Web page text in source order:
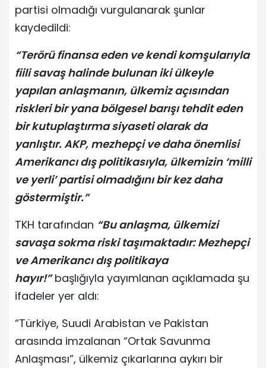
partisi olmadığı vurgulanarak şunlar
kaydedildi:
“Terörü finansa eden ve kendi komşularıyla
fiili savaş halinde bulunan iki ülkeyle
yapılan anlaşmanın, ülkemiz açısından
riskleri bir yana bölgesel barışı tehdit eden
bir kutuplaştırma siyaseti olarak da
yanlıştır. AKP, mezhepçi ve daha önemlisi
Amerikancı dış politikasıyla, ülkemizin ‘milli
ve yerli’ partisi olmadığını bir kez daha
göstermiştir.”
TKH tarafından “Bu anlaşma, ülkemizi
savaşa sokma riski taşımaktadır: Mezhepçi
ve Amerikancı dış politikaya
hayır!”başlığıyla yayımlanan açıklamada şu
ifadeler yer aldı:
“Türkiye, Suudi Arabistan ve Pakistan
arasında imzalanan “Ortak Savunma
Anlaşması”, ülkemiz çıkarlarına aykırı bir